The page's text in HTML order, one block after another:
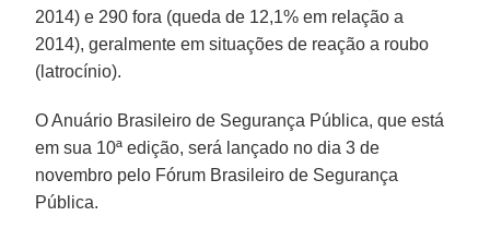
2014) e 290 fora (queda de 12,1% em relação a
2014), geralmente em situações de reação a roubo
(latrocínio).
O Anuário Brasileiro de Segurança Pública, que está
em sua 10ª edição, será lançado no dia 3 de
novembro pelo Fórum Brasileiro de Segurança
Pública.